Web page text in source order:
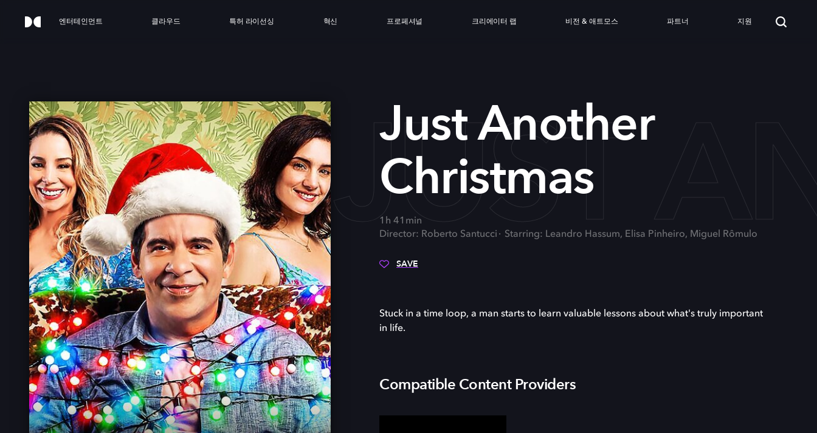
엔터테인먼트 클라우드 특허 라이선싱 혁신 프로페셔널 크리에이터 랩 비전 & 애트모스 파트너 지원
JUST
Just Another
Christmas
1h 41min
Director: Roberto Santucci
Starring: Leandro Hassum, Elisa Pinheiro, Miguel Rômulo
SAVE
Stuck in a time loop, a man starts to learn valuable lessons about what's truly important
in life.
Compatible Content Providers